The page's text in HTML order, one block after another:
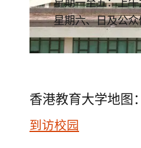
星期六、日及公
香港教育大学地图：
到访校园